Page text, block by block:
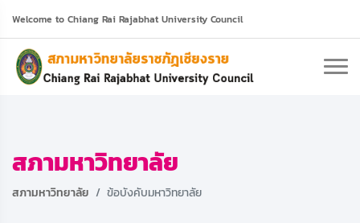
Welcome to Chiang Rai Rajabhat University Council
สภามหาวิทยาลัย
สภามหาวิทยาลัย ข้อบังคับมหาวิทยาลัย